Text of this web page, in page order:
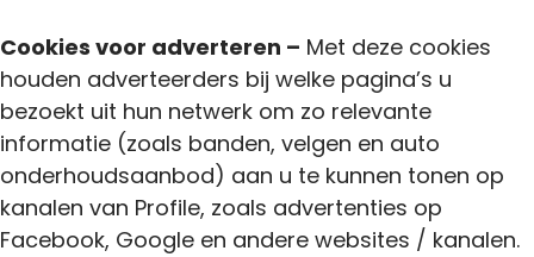
Cookies voor adverteren – Met deze cookies
houden adverteerders bij welke pagina’s u
bezoekt uit hun netwerk om zo relevante
informatie (zoals banden, velgen en auto
onderhoudsaanbod) aan u te kunnen tonen op
kanalen van Profile, zoals advertenties op
Facebook, Google en andere websites / kanalen.